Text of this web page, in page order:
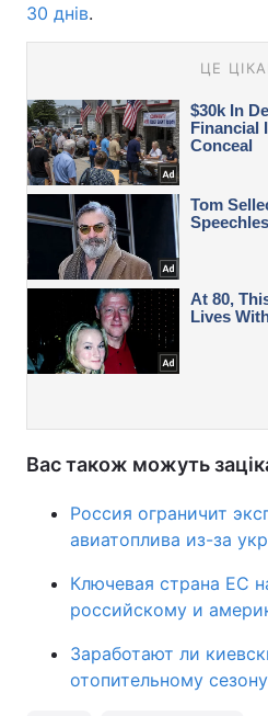
30 днів.
Вас також можуть
Россия ограничит
авиатоплива из-за
Ключевая страна ЕС
российскому и
Заработают ли
отопительному